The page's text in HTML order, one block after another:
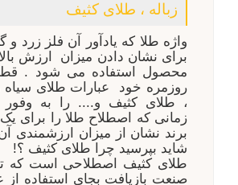
زباله ، طلای کثیف
واژه طلا که یادآور آن فلز زرد و
برای نشان دادن میزان ارزش
محصول استفاده می شود .
روزمره خود عبارات طلای سیاه
، طلای کثیف و.... را به وفور
زمانی که اصطلاح طلا را برای یک
برند نشان از میزان ارزشمندی
شاید بپرسید چرا طلای کثیف ؟!
طلای کثیف اصطلاحی است که
صنعت بازیافت بجای استفاده از